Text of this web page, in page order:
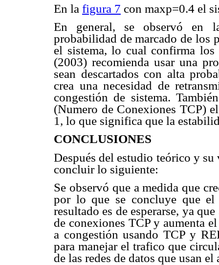
En la figura 7 con maxp=0.4 el
En general, se observó en
probabilidad de marcado de los
el sistema, lo cual confirma
(2003) recomienda usar una
sean descartados con alta
crea una necesidad de
congestión de sistema.
(Numero de Conexiones TCP)
1, lo que significa que la
CONCLUSIONES
Después del estudio teórico y
concluir lo siguiente:
Se observó que a medida que
por lo que se concluye que el
resultado es de esperarse, ya
de conexiones TCP y aumenta
a congestión usando TCP y
para manejar el trafico que
de las redes de datos que usan